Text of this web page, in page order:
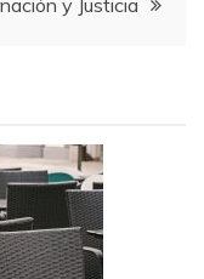
y Justicia